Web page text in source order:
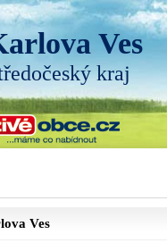
Ves
kraj
Ves